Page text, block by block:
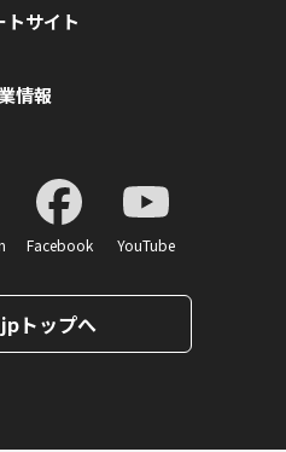
トサイト
情報
Facebook YouTube
トップへ